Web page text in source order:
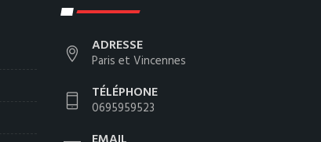
ADRESSE
Paris et Vincennes
TÉLÉPHONE
0695959523